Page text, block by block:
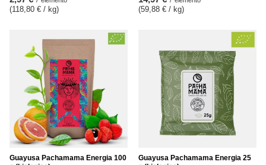
(118,80 € / kg) (59,88 € / kg)
Guayusa Pachamama Energia 100
Guayusa Pachamama Energia 25